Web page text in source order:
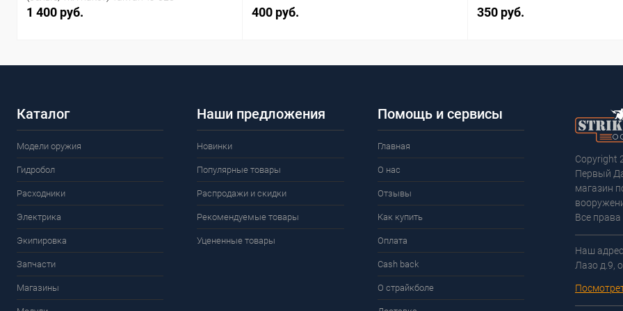
1 400 руб. 400 руб. 350 руб.
Каталог
Модели оружия
Гидробол
Расходники
Электрика
Экипировка
Запчасти
Магазины
Наши предложения
Новинки
Популярные товары
Распродажи и скидки
Рекомендуемые товары
Уцененные товары
Помощь и сервисы
Главная
О нас
Отзывы
Как купить
Оплата
Cash back
О страйкболе
Copyright
Первый
магазин
Все
Наш
Лазо д.9,